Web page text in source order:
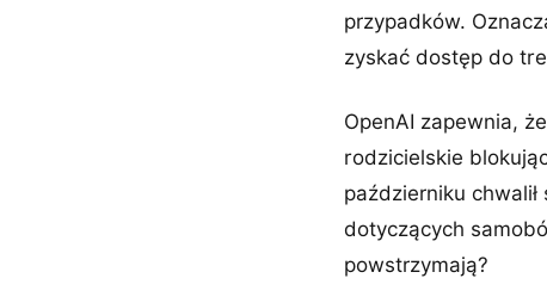
przypadków.
zyskać dostęp do
OpenAI zapewnia,
rodzicielskie
październiku
dotyczących
powstrzymają?